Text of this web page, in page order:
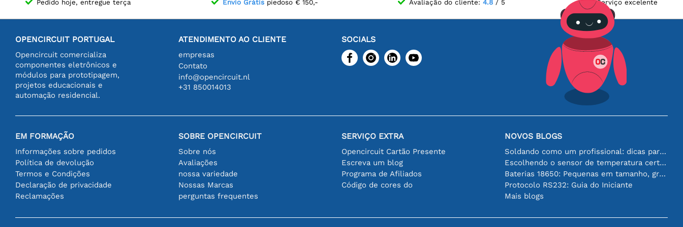
Pedido hoje, entregue terça Envio Grátispiedoso € 150,- Avaliação do cliente:4.8 / 5 Serviço excelente
OPENCIRCUIT PORTUGAL
Opencircuit comercializa
componentes eletrônicos e
módulos para prototipagem,
projetos educacionais e
automação residencial.
ATENDIMENTO AO CLIENTE
empresas
Contato
info@opencircuit.nl
+31 850014013
SOCIALS
EM FORMAÇÃO
Informações sobre pedidos
Política de devolução
Termos e Condições
Declaração de privacidade
Reclamações
SOBRE OPENCIRCUIT
Sobre nós
Avaliações
nossa variedade
Nossas Marcas
perguntas frequentes
SERVIÇO EXTRA
Opencircuit Cartão Presente
Escreva um blog
Programa de Afiliados
Código de cores do
NOVOS BLOGS
Soldando como um profissional: dicas para conexões eletrônicas perfeitas
Escolhendo o sensor de temperatura certo [youtube]
Baterias 18650: Pequenas em tamanho, grandes em desempenho
Protocolo RS232: Guia do Iniciante
Mais blogs